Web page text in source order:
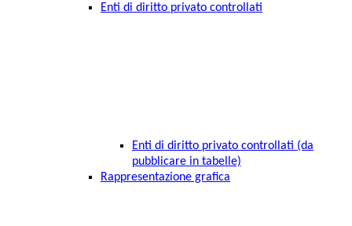
Enti di diritto privato controllati
Enti di diritto privato controllati (da
pubblicare in tabelle)
Rappresentazione grafica